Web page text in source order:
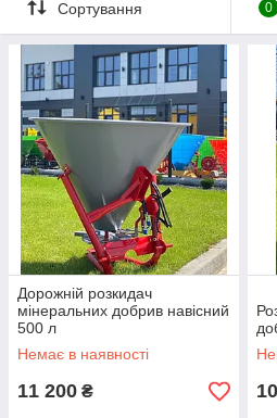
Сортування 0
Дорожній розкидач
мінеральних добрив навісний
500 л
Немає в наявності
11 200 ₴